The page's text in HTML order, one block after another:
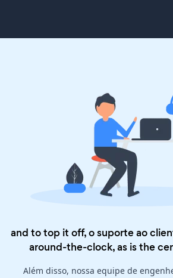
and to top it off, o suporte ao
around-the-clock, as is the
Além disso, nossa equipe de